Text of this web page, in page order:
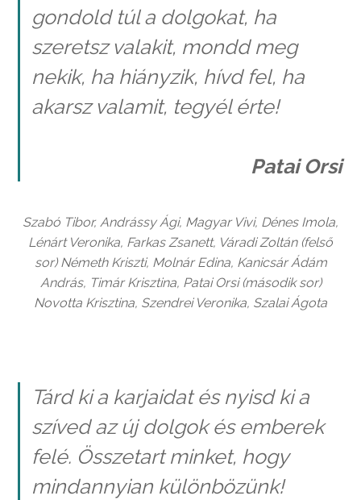
gondold túl a dolgokat, ha
szeretsz valakit, mondd meg
nekik, ha hiányzik, hívd fel, ha
akarsz valamit, tegyél érte!
Patai Orsi
Szabó Tibor, Andrássy Ági, Magyar Vivi, Dénes Imola,
Lénárt Veronika, Farkas Zsanett, Váradi Zoltán (felső
sor) Németh Kriszti, Molnár Edina, Kanicsár Ádám
András, Timár Krisztina, Patai Orsi (második sor)
Novotta Krisztina, Szendrei Veronika, Szalai Ágota
Tárd ki a karjaidat és nyisd ki a
szíved az új dolgok és emberek
felé. Összetart minket, hogy
mindannyian különbözünk!